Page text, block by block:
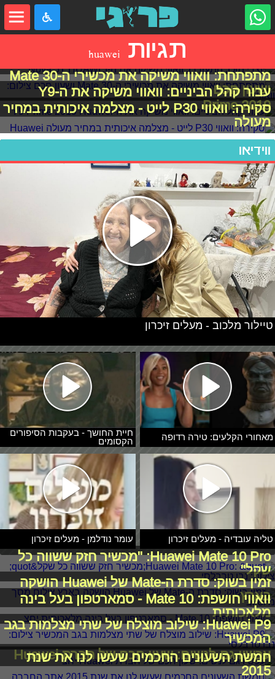
תגיות huawei
מתפתחת: וואווי משיקה את מכשירי ה-Mate 30
ושעון חכם
עבור קהל הביניים: וואווי משיקה את ה-Y9
Prime 2019
סקירה: וואווי P30 לייט - מצלמה איכותית במחיר
מעולה
ווידיאו
מאחורי הקלעים: טירה רדופה
חיית החושך - בעקבות הסיפורים
הקסומים
טליה עובדיה - מעלים זיכרון עומר נודלמן - מעלים זיכרון
טיילור מלכוב - מעלים זיכרון
Huawei Mate 10 Pro: "מכשיר חזק ששווה כל
שקל"
זמין בשוק: סדרת ה-Mate של Huawei הושקה
בארץ
וואווי חושפת: Mate 10 - סמארטפון בעל בינה
מלאכותית
Huawei P9: שילוב מוצלח של שתי מצלמות בגב
המכשיר
עכשיו גם לנשים: שעון חכם של חברת Huawei
חמשת השעונים החכמים שעשו לנו את שנת
2015